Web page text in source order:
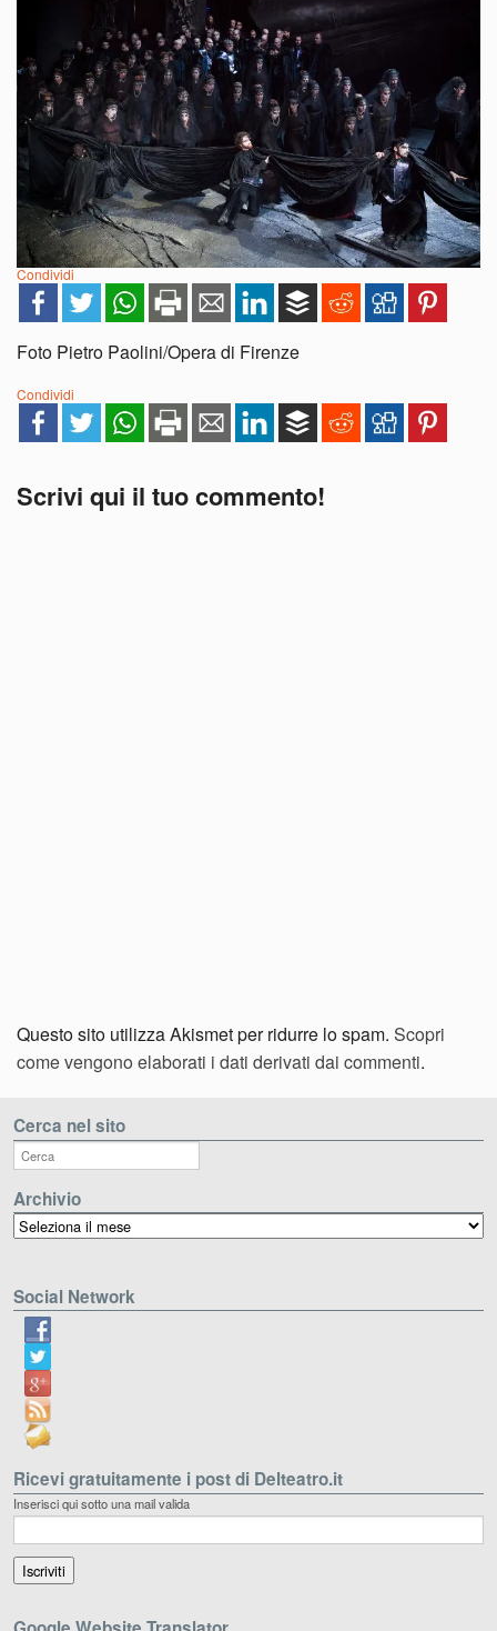
Condividi
Foto Pietro Paolini/Opera di Firenze
Condividi
Scrivi qui il tuo commento!
Questo sito utilizza Akismet per ridurre lo spam. Scopri
come vengono elaborati i dati derivati dai commenti.
Cerca nel sito
Archivio
Archivio
Social Network
Ricevi gratuitamente i post di Delteatro.it
Inserisci qui sotto una mail valida